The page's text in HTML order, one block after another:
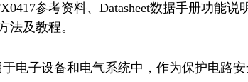
参考资料、Datasheet数据手册功能说
法及教程。
电子设备和电气系统中，作为保护电路